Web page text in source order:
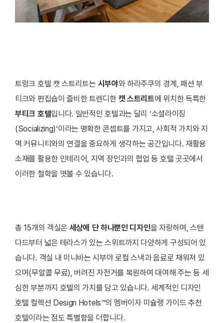
트렁크 호텔 캣 스트리트는 시부야와 하라주쿠의 경계, 패션 부
티크와 편집숍이 즐비한 트렌디한 캣 스트리트에 위치한 독특한
부티크 호텔입니다. 일반적인 호텔과는 달리 ‘소셜라이징
(Socializing)’이라는 명확한 콘셉트를 가지고, 사회적 가치와 지
역 커뮤니티와의 연결을 중요하게 생각하는 공간입니다. 재활용
소재를 활용한 인테리어, 지역 장인과의 협업 등 호텔 곳곳에서
이러한 철학을 엿볼 수 있습니다.
총 15개의 객실은 세상에 단 하나뿐인 디자인을 자랑하며, 스탠
다드부터 넓은 테라스가 있는 스위트까지 다양하게 구성되어 있
습니다. 객실 내 미니바는 시부야 로컬 스낵과 음료로 채워져 있
으며(무알콜 무료), 버려진 자전거를 복원하여 대여해 주는 등 세
심한 부분까지 호텔의 가치를 담고 있습니다. 세계적인 디자인
호텔 컬렉션 Design Hotels™의 멤버이자 미슐랭 가이드 추천
호텔이라는 점도 특별함을 더합니다.